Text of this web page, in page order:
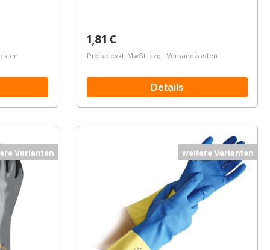
Regulärer Preis:
1,81 €
Preise exkl. MwSt. zzgl. Versandkosten
Details
Varianten weitere Varianten